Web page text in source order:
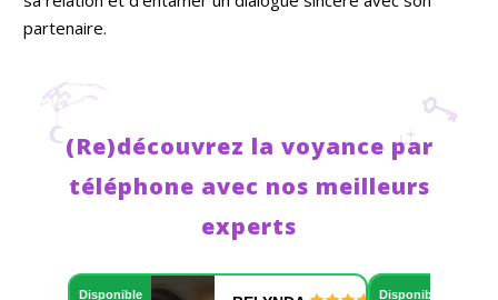
partenaire.
(Re)découvrez la voyance par
téléphone avec nos meilleurs
experts
Disponible Disponible